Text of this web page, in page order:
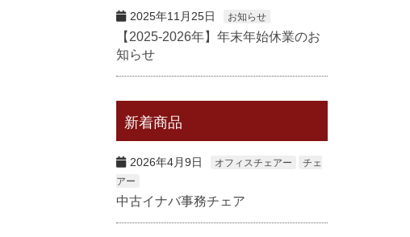
2025年11月25日 お知らせ
【2025-2026年】年末年始休業のお
知らせ
新着商品
2026年4月9日 オフィスチェアー
チェ
アー
中古イナバ事務チェア